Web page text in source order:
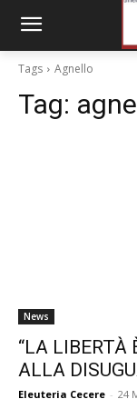
Tags Agnello
Tag:
News
“LA
ALLA
Eleuteria Cecere - 24